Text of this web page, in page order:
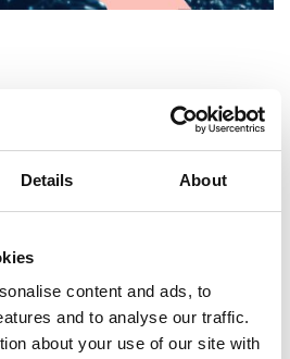
Details About
content and ads, to
and to analyse our traffic.
about your use of our site with
Aurora, Edoardo,
vi raccontano i
dell’
inaugurazione
ore 10: dal discorso di
Rettorefino al
laurea honoris causa